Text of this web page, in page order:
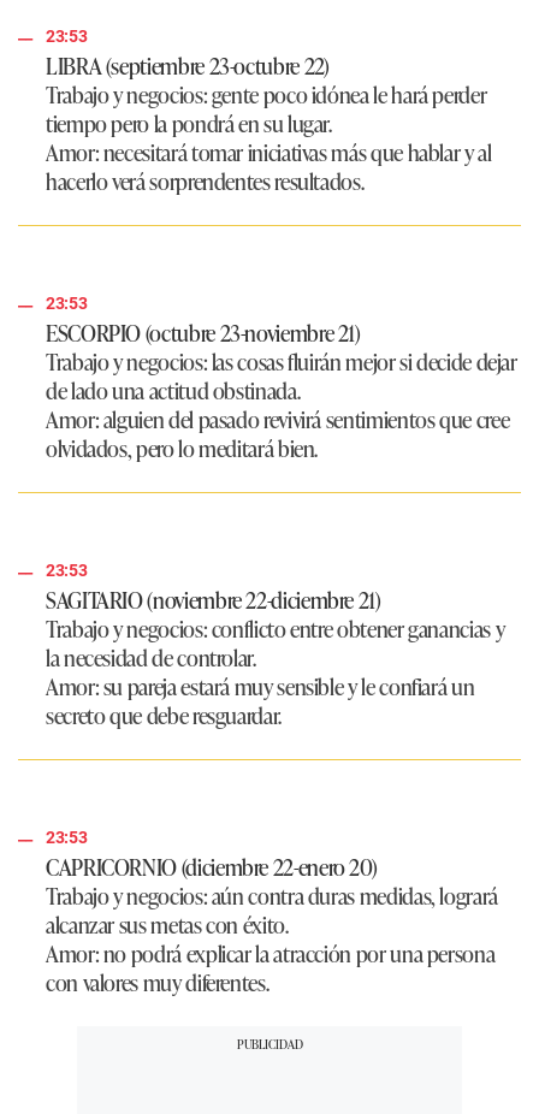
23:53
LIBRA (septiembre 23-octubre 22)
Trabajo y negocios:gente poco idónea le hará perder
tiempo pero la pondrá en su lugar.
Amor:necesitará tomar iniciativas más que hablar y al
hacerlo verá sorprendentes resultados.
23:53
ESCORPIO (octubre 23-noviembre 21)
Trabajo y negocios:las cosas fluirán mejor si decide dejar
de lado una actitud obstinada.
Amor:alguien del pasado revivirá sentimientos que cree
olvidados, pero lo meditará bien.
23:53
SAGITARIO (noviembre 22-diciembre 21)
Trabajo y negocios:conflicto entre obtener ganancias y
la necesidad de controlar.
Amor:su pareja estará muy sensible y le confiará un
secreto que debe resguardar.
23:53
CAPRICORNIO (diciembre 22-enero 20)
Trabajo y negocios:aún contra duras medidas, logrará
alcanzar sus metas con éxito.
Amor:no podrá explicar la atracción por una persona
con valores muy diferentes.